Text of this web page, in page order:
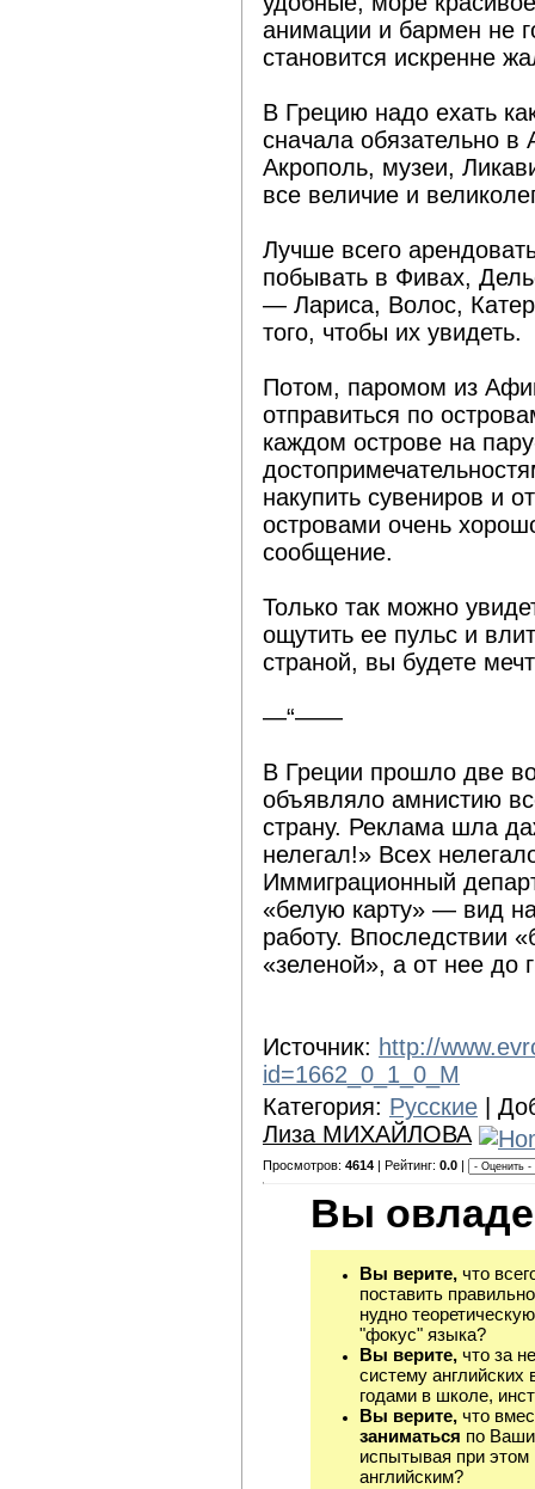
анимации и бармен не
становится искренне
В Грецию надо ехать
сначала обязательно
Акрополь, музеи,
все величие и
Лучше всего
побывать в Фивах,
— Лариса, Волос,
того, чтобы их увидеть.
Потом, паромом из
отправиться по
каждом острове на
накупить сувениров и
островами очень
сообщение.
Только так можно
ощутить ее пульс и
страной, вы будете
—“——
В Греции прошло две
объявляло амнистию
страну. Реклама шла
нелегал!» Всех
Иммиграционный
«белую карту» — вид
работу. Впоследствии
«зеленой», а от нее до
Источник: http://
id=1662_0_1_0_M
Категория: Русские |
Лиза МИХАЙЛОВА
Просмотров: 4614 | Рейтинг: 0.0
Вы
Вы верите, что
поставить
нудно
"фокус" языка?
Вы верите, что за
систему
годами в школе,
Вы верите, что
заниматься по
испытывая при этом
английским?